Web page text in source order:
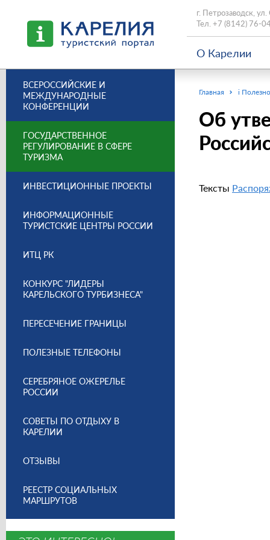
г. Петрозаводск,
Тел. +7 (8142) 76-
О Карелии
Главная i
Об
Тексты
ВСЕРОССИЙСКИЕ И
МЕЖДУНАРОДНЫЕ
КОНФЕРЕНЦИИ
ГОСУДАРСТВЕННОЕ
РЕГУЛИРОВАНИЕ В СФЕРЕ
ТУРИЗМА
ИНВЕСТИЦИОННЫЕ ПРОЕКТЫ
ИНФОРМАЦИОННЫЕ
ТУРИСТСКИЕ ЦЕНТРЫ РОССИИ
ИТЦ РК
КОНКУРС "ЛИДЕРЫ
КАРЕЛЬСКОГО ТУРБИЗНЕСА"
ПЕРЕСЕЧЕНИЕ ГРАНИЦЫ
ПОЛЕЗНЫЕ ТЕЛЕФОНЫ
СЕРЕБРЯНОЕ ОЖЕРЕЛЬЕ
РОССИИ
СОВЕТЫ ПО ОТДЫХУ В
КАРЕЛИИ
ОТЗЫВЫ
РЕЕСТР СОЦИАЛЬНЫХ
МАРШРУТОВ